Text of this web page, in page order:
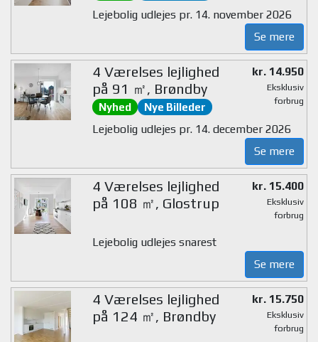
Lejebolig udlejes pr. 14. november 2026
Se mere
4 Værelses lejlighed
på 91 ㎡, Brøndby
Nyhed Nye Billeder
kr. 14.950
Eksklusiv
forbrug
Lejebolig udlejes pr. 14. december 2026
Se mere
4 Værelses lejlighed
på 108 ㎡, Glostrup
kr. 15.400
Eksklusiv
forbrug
Lejebolig udlejes snarest
Se mere
4 Værelses lejlighed
på 124 ㎡, Brøndby
kr. 15.750
Eksklusiv
forbrug